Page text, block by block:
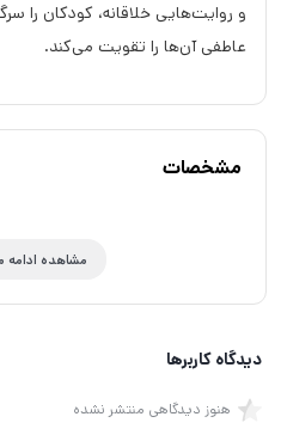
و روایت‌هایی خلاقانه، کودکان را
عاطفی آن‌ها را تقویت می‌کند.
مشخصات
مشاهده
دیدگاه کاربرها
هنوز دیدگاهی منتشر نشده